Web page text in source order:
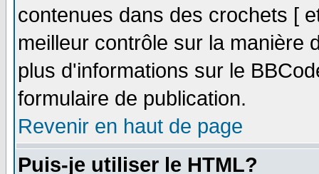
contenues dans des crochets [
meilleur contrôle sur la manière
plus d'informations sur le
formulaire de publication.
Revenir en haut de page
Puis-je utiliser le HTML?